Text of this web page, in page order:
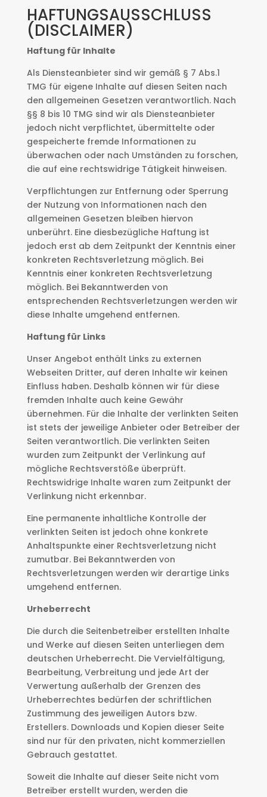
HAFTUNGSAUSSCHLUSS
(DISCLAIMER)
Haftung für Inhalte
Als Diensteanbieter sind wir gemäß § 7 Abs.1
TMG für eigene Inhalte auf diesen Seiten nach
den allgemeinen Gesetzen verantwortlich. Nach
§§ 8 bis 10 TMG sind wir als Diensteanbieter
jedoch nicht verpflichtet, übermittelte oder
gespeicherte fremde Informationen zu
überwachen oder nach Umständen zu forschen,
die auf eine rechtswidrige Tätigkeit hinweisen.
Verpflichtungen zur Entfernung oder Sperrung
der Nutzung von Informationen nach den
allgemeinen Gesetzen bleiben hiervon
unberührt. Eine diesbezügliche Haftung ist
jedoch erst ab dem Zeitpunkt der Kenntnis einer
konkreten Rechtsverletzung möglich. Bei
Kenntnis einer konkreten Rechtsverletzung
möglich. Bei Bekanntwerden von
entsprechenden Rechtsverletzungen werden wir
diese Inhalte umgehend entfernen.
Haftung für Links
Unser Angebot enthält Links zu externen
Webseiten Dritter, auf deren Inhalte wir keinen
Einfluss haben. Deshalb können wir für diese
fremden Inhalte auch keine Gewähr
übernehmen. Für die Inhalte der verlinkten Seiten
ist stets der jeweilige Anbieter oder Betreiber der
Seiten verantwortlich. Die verlinkten Seiten
wurden zum Zeitpunkt der Verlinkung auf
mögliche Rechtsverstöße überprüft.
Rechtswidrige Inhalte waren zum Zeitpunkt der
Verlinkung nicht erkennbar.
Eine permanente inhaltliche Kontrolle der
verlinkten Seiten ist jedoch ohne konkrete
Anhaltspunkte einer Rechtsverletzung nicht
zumutbar. Bei Bekanntwerden von
Rechtsverletzungen werden wir derartige Links
umgehend entfernen.
Urheberrecht
Die durch die Seitenbetreiber erstellten Inhalte
und Werke auf diesen Seiten unterliegen dem
deutschen Urheberrecht. Die Vervielfältigung,
Bearbeitung, Verbreitung und jede Art der
Verwertung außerhalb der Grenzen des
Urheberrechtes bedürfen der schriftlichen
Zustimmung des jeweiligen Autors bzw.
Erstellers. Downloads und Kopien dieser Seite
sind nur für den privaten, nicht kommerziellen
Gebrauch gestattet.
Soweit die Inhalte auf dieser Seite nicht vom
Betreiber erstellt wurden, werden die